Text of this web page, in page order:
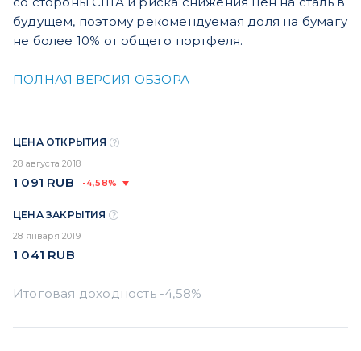
будущем, поэтому рекомендуемая доля на бумагу
не более 10% от общего портфеля.
ПОЛНАЯ ВЕРСИЯ ОБЗОРА
ЦЕНА ОТКРЫТИЯ
28 августа 2018
1 091 RUB -4,58%
ЦЕНА ЗАКРЫТИЯ
28 января 2019
1 041 RUB